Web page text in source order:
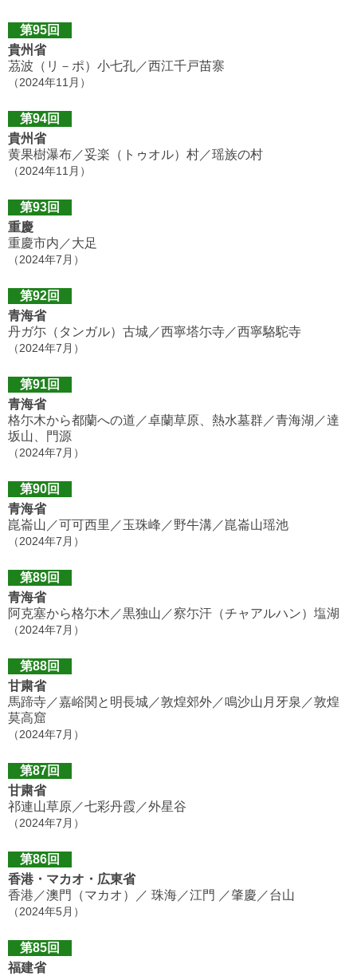
第95回
貴州省
茘波（リ－ポ）小七孔／西江千戸苗寨
（2024年11月）
第94回
貴州省
黄果樹瀑布／妥楽（トゥオル）村／瑶族の村
（2024年11月）
第93回
重慶
重慶市内／大足
（2024年7月）
第92回
青海省
丹ガ尓（タンガル）古城／西寧塔尓寺／西寧駱駝寺
（2024年7月）
第91回
青海省
格尓木から都蘭への道／卓蘭草原、熱水墓群／青海湖／達
坂山、門源
（2024年7月）
第90回
青海省
崑崙山／可可西里／玉珠峰／野牛溝／崑崙山瑶池
（2024年7月）
第89回
青海省
阿克塞から格尓木／黒独山／察尓汗（チャアルハン）塩湖
（2024年7月）
第88回
甘粛省
馬蹄寺／嘉峪関と明長城／敦煌郊外／鳴沙山月牙泉／敦煌
莫高窟
（2024年7月）
第87回
甘粛省
祁連山草原／七彩丹霞／外星谷
（2024年7月）
第86回
香港・マカオ・広東省
香港／澳門（マカオ）／ 珠海／江門 ／肇慶／台山
（2024年5月）
第85回
福建省